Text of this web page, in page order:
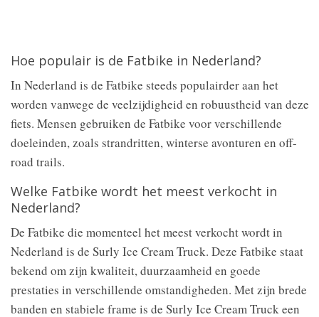
Hoe populair is de Fatbike in Nederland?
In Nederland is de Fatbike steeds populairder aan het
worden vanwege de veelzijdigheid en robuustheid van deze
fiets. Mensen gebruiken de Fatbike voor verschillende
doeleinden, zoals strandritten, winterse avonturen en off-
road trails.
Welke Fatbike wordt het meest verkocht in
Nederland?
De Fatbike die momenteel het meest verkocht wordt in
Nederland is de Surly Ice Cream Truck. Deze Fatbike staat
bekend om zijn kwaliteit, duurzaamheid en goede
prestaties in verschillende omstandigheden. Met zijn brede
banden en stabiele frame is de Surly Ice Cream Truck een